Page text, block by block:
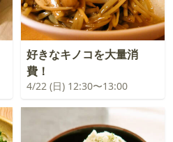
好きなキノコを大量消
費！
4/22 (日) 12:30〜13:00